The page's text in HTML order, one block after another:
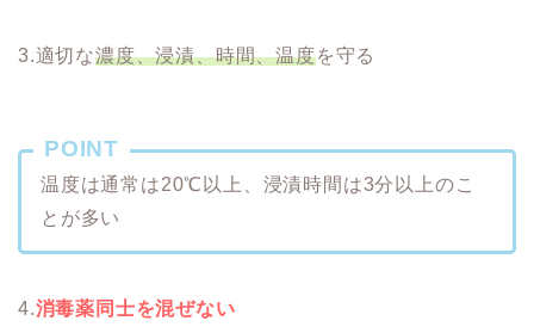
3.適切な濃度、浸漬、時間、温度を守る
POINT
温度は通常は20℃以上、浸漬時間は3分以上のこ
とが多い
4.消毒薬同士を混ぜない